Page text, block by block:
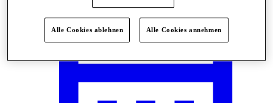
Alle Cookies ablehnen Alle Cookies annehmen